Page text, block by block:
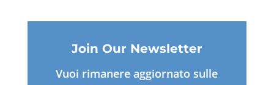
Join Our Newsletter
Vuoi rimanere aggiornato sulle